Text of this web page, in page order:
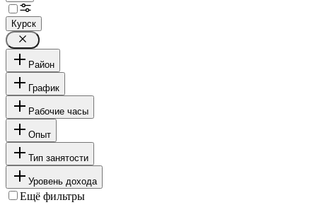
Курск
Район
График
Рабочие часы
Опыт
Тип занятости
Уровень дохода
Ещё фильтры